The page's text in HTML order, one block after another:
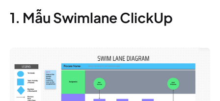
1. Mẫu Swimlane ClickUp